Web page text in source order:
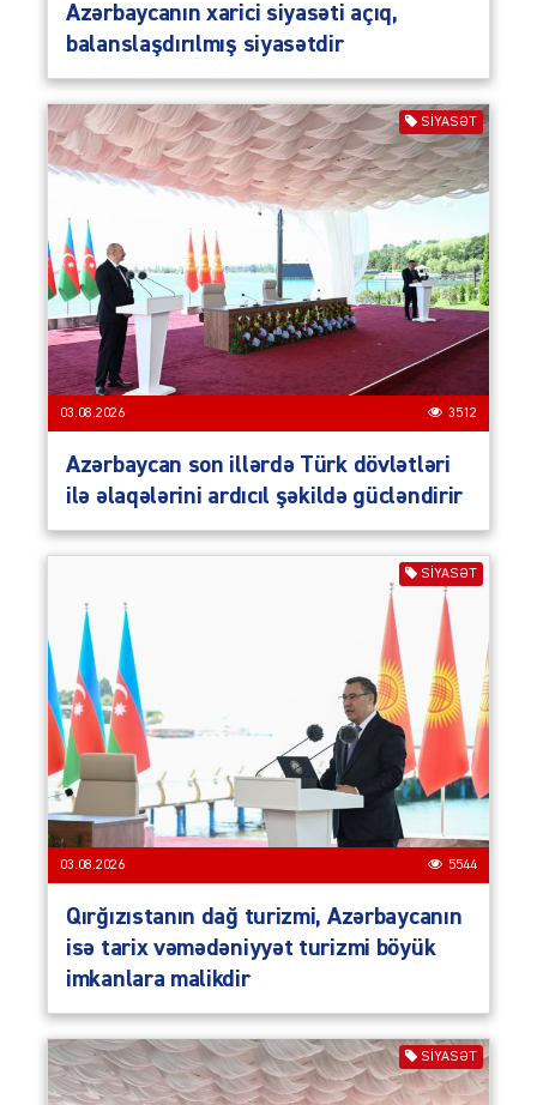
Azərbaycanın xarici siyasəti açıq,
balanslaşdırılmış siyasətdir
SIYASƏT
03.08.2026 3512
Azərbaycan son illərdə Türk dövlətləri
ilə əlaqələrini ardıcıl şəkildə gücləndirir
SIYASƏT
03.08.2026 5544
Qırğızıstanın dağ turizmi, Azərbaycanın
isə tarix vəmədəniyyət turizmi böyük
imkanlara malikdir
SIYASƏT